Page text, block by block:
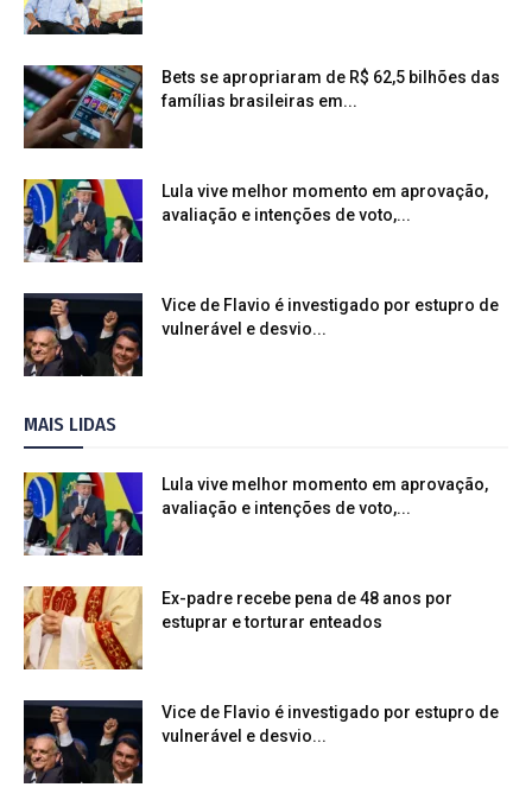
Bets se apropriaram de R$ 62,5 bilhões das
famílias brasileiras em...
Lula vive melhor momento em aprovação,
avaliação e intenções de voto,...
Vice de Flavio é investigado por estupro de
vulnerável e desvio...
MAIS LIDAS
Lula vive melhor momento em aprovação,
avaliação e intenções de voto,...
Ex-padre recebe pena de 48 anos por
estuprar e torturar enteados
Vice de Flavio é investigado por estupro de
vulnerável e desvio...